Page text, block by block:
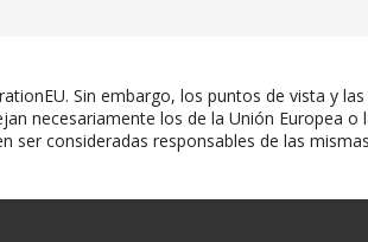
Sin embargo, los puntos de vista y
necesariamente los de la Unión Europea o
ser consideradas responsables de las